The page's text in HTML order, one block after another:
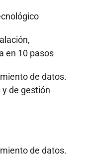
en 10 pasos
de datos.
de gestión
de datos.